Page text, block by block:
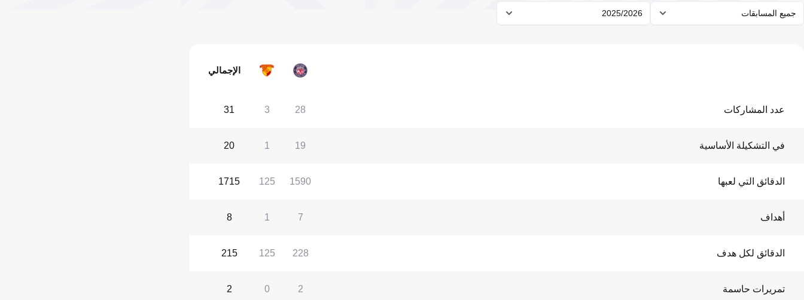
جميع المسابقات 2025/2026
الإجمالي
عدد المشاركات 28
3
31
في التشكيلة الأساسية 19
1
20
الدقائق التي لعبها 1590
125
1715
أهداف 7
1
8
الدقائق لكل هدف 228
125
215
تمريرات حاسمة 2
0
2